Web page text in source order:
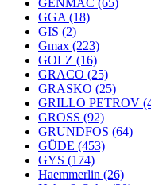
GENMAC (65)
GGA (18)
GIS (2)
Gmax (223)
GOLZ (16)
GRACO (25)
GRASKO (25)
GRILLO PETROV
GROSS (92)
GRUNDFOS (64)
GÜDE (453)
GYS (174)
Haemmerlin (26)